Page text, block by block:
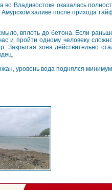
во Владивостоке оказалась
заливе после прихода
вплоть до бетона. Если
и пройти одному человеку
Закрытая зона действительно
уровень вода поднялся